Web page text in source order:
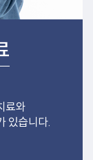
료와
있습니다.